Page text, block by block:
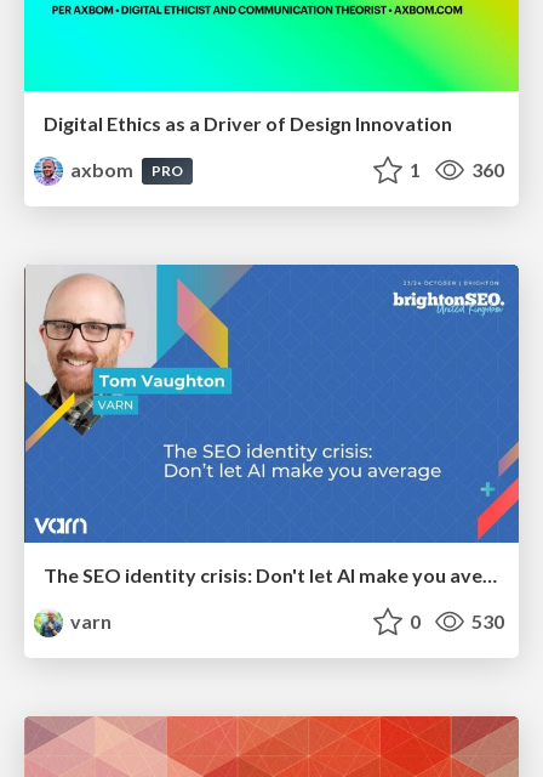
Digital Ethics as a Driver of Design Innovation
axbom
PRO 1 360
The SEO identity crisis: Don't let AI make you average
varn
0 530